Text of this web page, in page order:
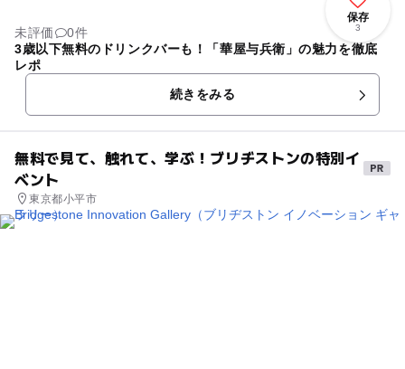
保存
3
未評価
0件
3歳以下無料のドリンクバーも！「華屋与兵衛」の魅力を徹底
レポ
続きをみる
無料で見て、触れて、学ぶ！ブリヂストンの特別イ
ベント
東京都小平市